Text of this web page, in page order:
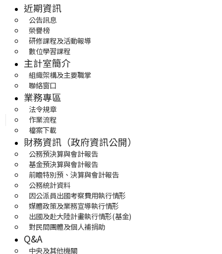
近期資訊
公告訊息
榮譽榜
研修課程及活動報導
數位學習課程
主計室簡介
組織架構及主要職掌
聯絡窗口
業務專區
法令規章
作業流程
檔案下載
財務資訊（政府資訊公開）
公務預決算與會計報告
基金預決算與會計報告
前瞻特別預、決算與會計報告
公務統計資料
因公派員出國考察費用執行情形
媒體政策及業務宣導執行情形
出國及赴大陸計畫執行情形(基金)
對民間團體及個人補捐助
Q&A
中央及其他機關